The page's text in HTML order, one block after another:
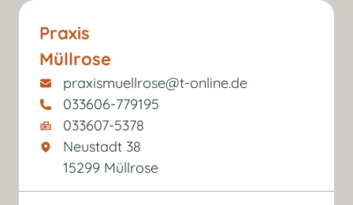
Praxis
Müllrose
praxismuellrose@t-online.de
033606-779195
033607-5378
Neustadt 38
15299 Müllrose